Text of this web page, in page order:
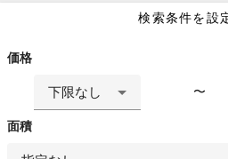
検索条件を設
価格
下限なし 〜
面積